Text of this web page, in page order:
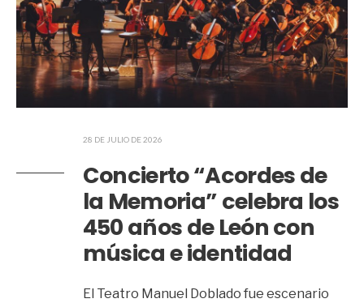
28 DE JULIO DE 2026
Concierto “Acordes de
la Memoria” celebra los
450 años de León con
música e identidad
El Teatro Manuel Doblado fue escenario